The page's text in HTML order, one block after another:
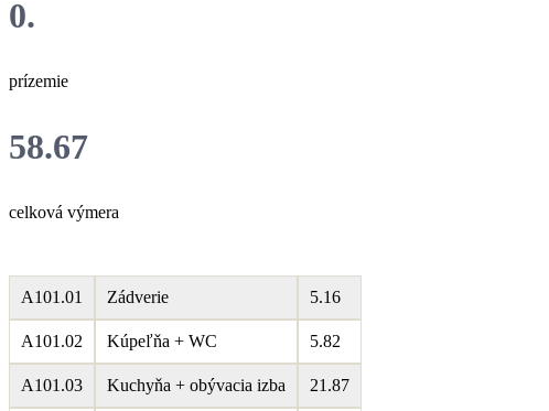
0.
prízemie
58.67
celková výmera
A101.01 Zádverie 5.16
A101.02 Kúpeľňa + WC 5.82
A101.03 Kuchyňa + obývacia izba 21.87